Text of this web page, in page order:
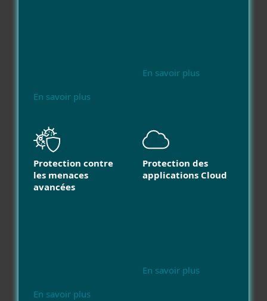
En savoir plus
En savoir plus
Protection contre
les menaces
avancées
En savoir plus
Protection des
applications Cloud
En savoir plus